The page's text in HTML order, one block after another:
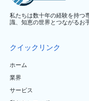
私たちは数十年の経験を持つ
識、知恵の世界とつながるお
クイックリンク
ホーム
業界
サービス